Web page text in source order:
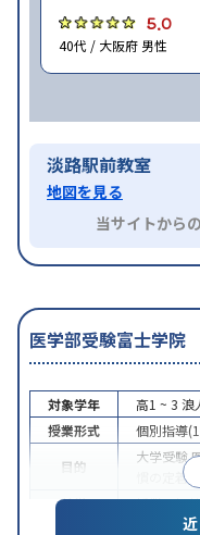
5.0
40代 / 大阪府 男性
淡路駅前教室
地図を見る
当サイトから
医学部受験富士学院
対象学年 高1 ~ 3 浪
授業形式
個別指導
目的
大学受験
慣の定着
特徴
授業の振